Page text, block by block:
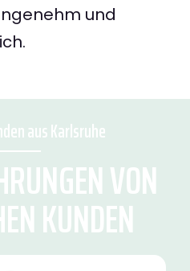
und
aus Karlsruhe
VON
KUNDEN